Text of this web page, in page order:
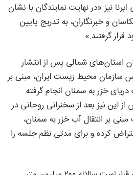
نیز «در نهایت نمایندگان با نشان
و خبرنگاران، به تدریج پایین
گرفتند.»
استان‌های شمالی پس از انتشار
سازمان محیط زیست ایران، مبنی بر
دریای خزر به سمنان انجام گرفته
این نیز بعد از سخنرانی روحانی در
بر انتقال آب خزر به سمنان،
کرده و برای مدتی نظم جلسه را